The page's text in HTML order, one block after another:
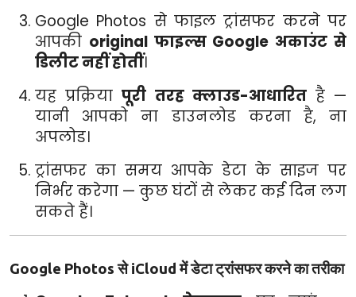
Google Photos से फाइल ट्रांसफर करने पर
आपकी original फाइल्स Google अकाउंट से
डिलीट नहीं होतीं।
यह प्रक्रियापूरी तरह क्लाउड-आधारितहै —
यानी आपको ना डाउनलोड करना है, ना
अपलोड।
ट्रांसफर का समय आपके डेटा के साइज पर
निर्भर करेगा — कुछ घंटों से लेकर कई दिन लग
सकते हैं।
Google Photos से iCloud में डेटा ट्रांसफर करने का तरीका